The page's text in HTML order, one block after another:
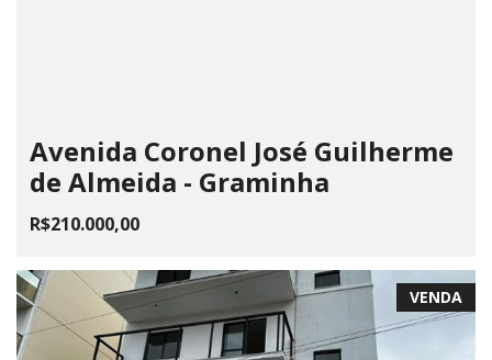
Avenida Coronel José Guilherme
de Almeida - Graminha
R$210.000,00
VENDA